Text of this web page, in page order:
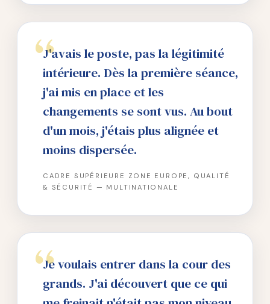
J'avais le poste, pas la légitimité
intérieure. Dès la première séance,
j'ai mis en place et les
changements se sont vus. Au bout
d'un mois, j'étais plus alignée et
moins dispersée.
CADRE SUPÉRIEURE ZONE EUROPE, QUALITÉ
& SÉCURITÉ — MULTINATIONALE
Je voulais entrer dans la cour des
grands. J'ai découvert que ce qui